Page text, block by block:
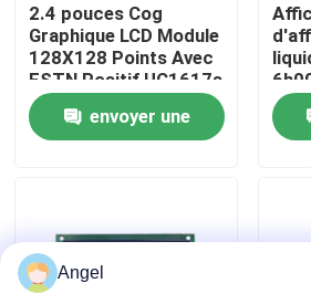
Visite d'usine
Contrôle de qualité
Affichage d'affichage à cristaux
2.4 pouces Cog
Graphique LCD Module
128X128 Points Avec
FSTN Positif UC1617s
Contrôleur Appliquer
pour le compteur et
électrique
envoyer une
Pin
Angel